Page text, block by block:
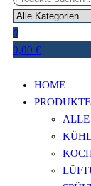
0
0,00 €
HOME
PRODUKTE
ALLE